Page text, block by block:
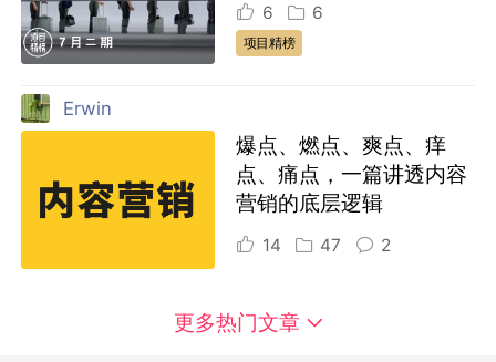
6 6
项目精榜
Erwin
爆点、燃点、爽点、痒
点、痛点，一篇讲透内容
营销的底层逻辑
14 47 2
更多热门文章